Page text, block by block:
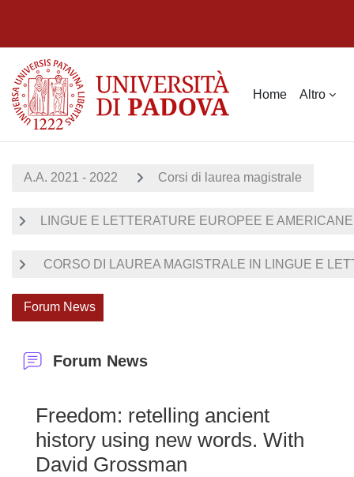
Home Altro
A.A. 2021 - 2022 Corsi di laurea magistrale
LINGUE E LETTERATURE EUROPEE E
CORSO DI LAUREA MAGISTRALE IN LINGUE E
Forum News
Forum News
Freedom: retelling ancient
history using new words. With
David Grossman